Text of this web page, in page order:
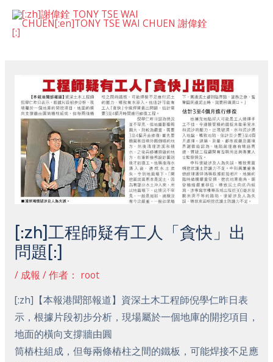
[:zh]工程師疑有工人「貪快」出
問題[:]
/ 成報 / 作者： root
[:zh]【本報港聞部報道】資深土木工程師倪學仁昨日表
示，根據片段初步分析，現場屬於一個地庫的開挖項目，
地面的橫向支撐牆由圓
筒樁柱組成，但每兩條樁柱之間的鐵板，可能焊接不足應